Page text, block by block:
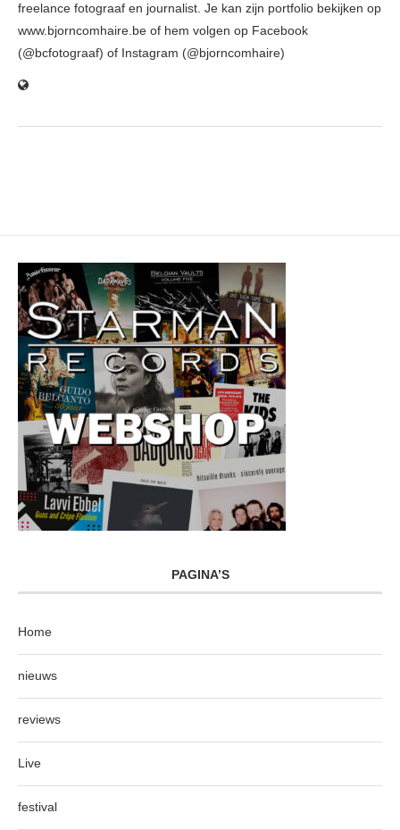
freelance fotograaf en journalist. Je kan zijn portfolio bekijken op
www.bjorncomhaire.be of hem volgen op Facebook
(@bcfotograaf) of Instagram (@bjorncomhaire)
PAGINA’S
Home
nieuws
reviews
Live
festival